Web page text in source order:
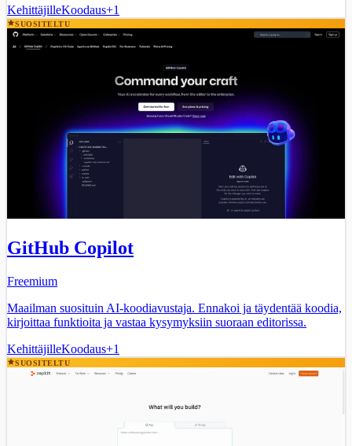
KehittäjilleKoodaus+1
SUOSITELTU
GitHub Copilot
Freemium
Maailman suosituin AI-koodiavustaja. Ennakoi ja täydentää koodia,
kirjoittaa funktioita ja vastaa kysymyksiin suoraan editorissa.
KehittäjilleKoodaus+1
SUOSITELTU